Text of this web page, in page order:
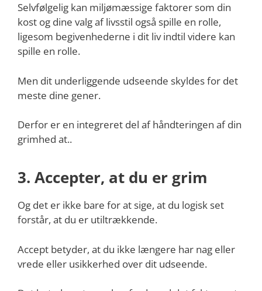
Selvfølgelig kan miljømæssige faktorer som din
kost og dine valg af livsstil også spille en rolle,
ligesom begivenhederne i dit liv indtil videre kan
spille en rolle.
Men dit underliggende udseende skyldes for det
meste dine gener.
Derfor er en integreret del af håndteringen af din
grimhed at..
3. Accepter, at du er grim
Og det er ikke bare for at sige, at du logisk set
forstår, at du er utiltrækkende.
Accept betyder, at du ikke længere har nag eller
vrede eller usikkerhed over dit udseende.